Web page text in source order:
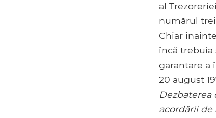
al
numărul
Chiar
încă trebuia
garantare a
20 august
acordării de